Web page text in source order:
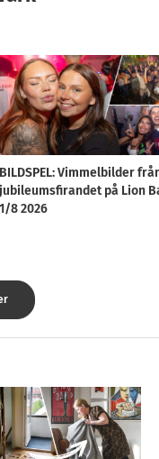
BILDSPEL: Vimmelbilder
jubileumsfirandet på Lion
1/8 2026